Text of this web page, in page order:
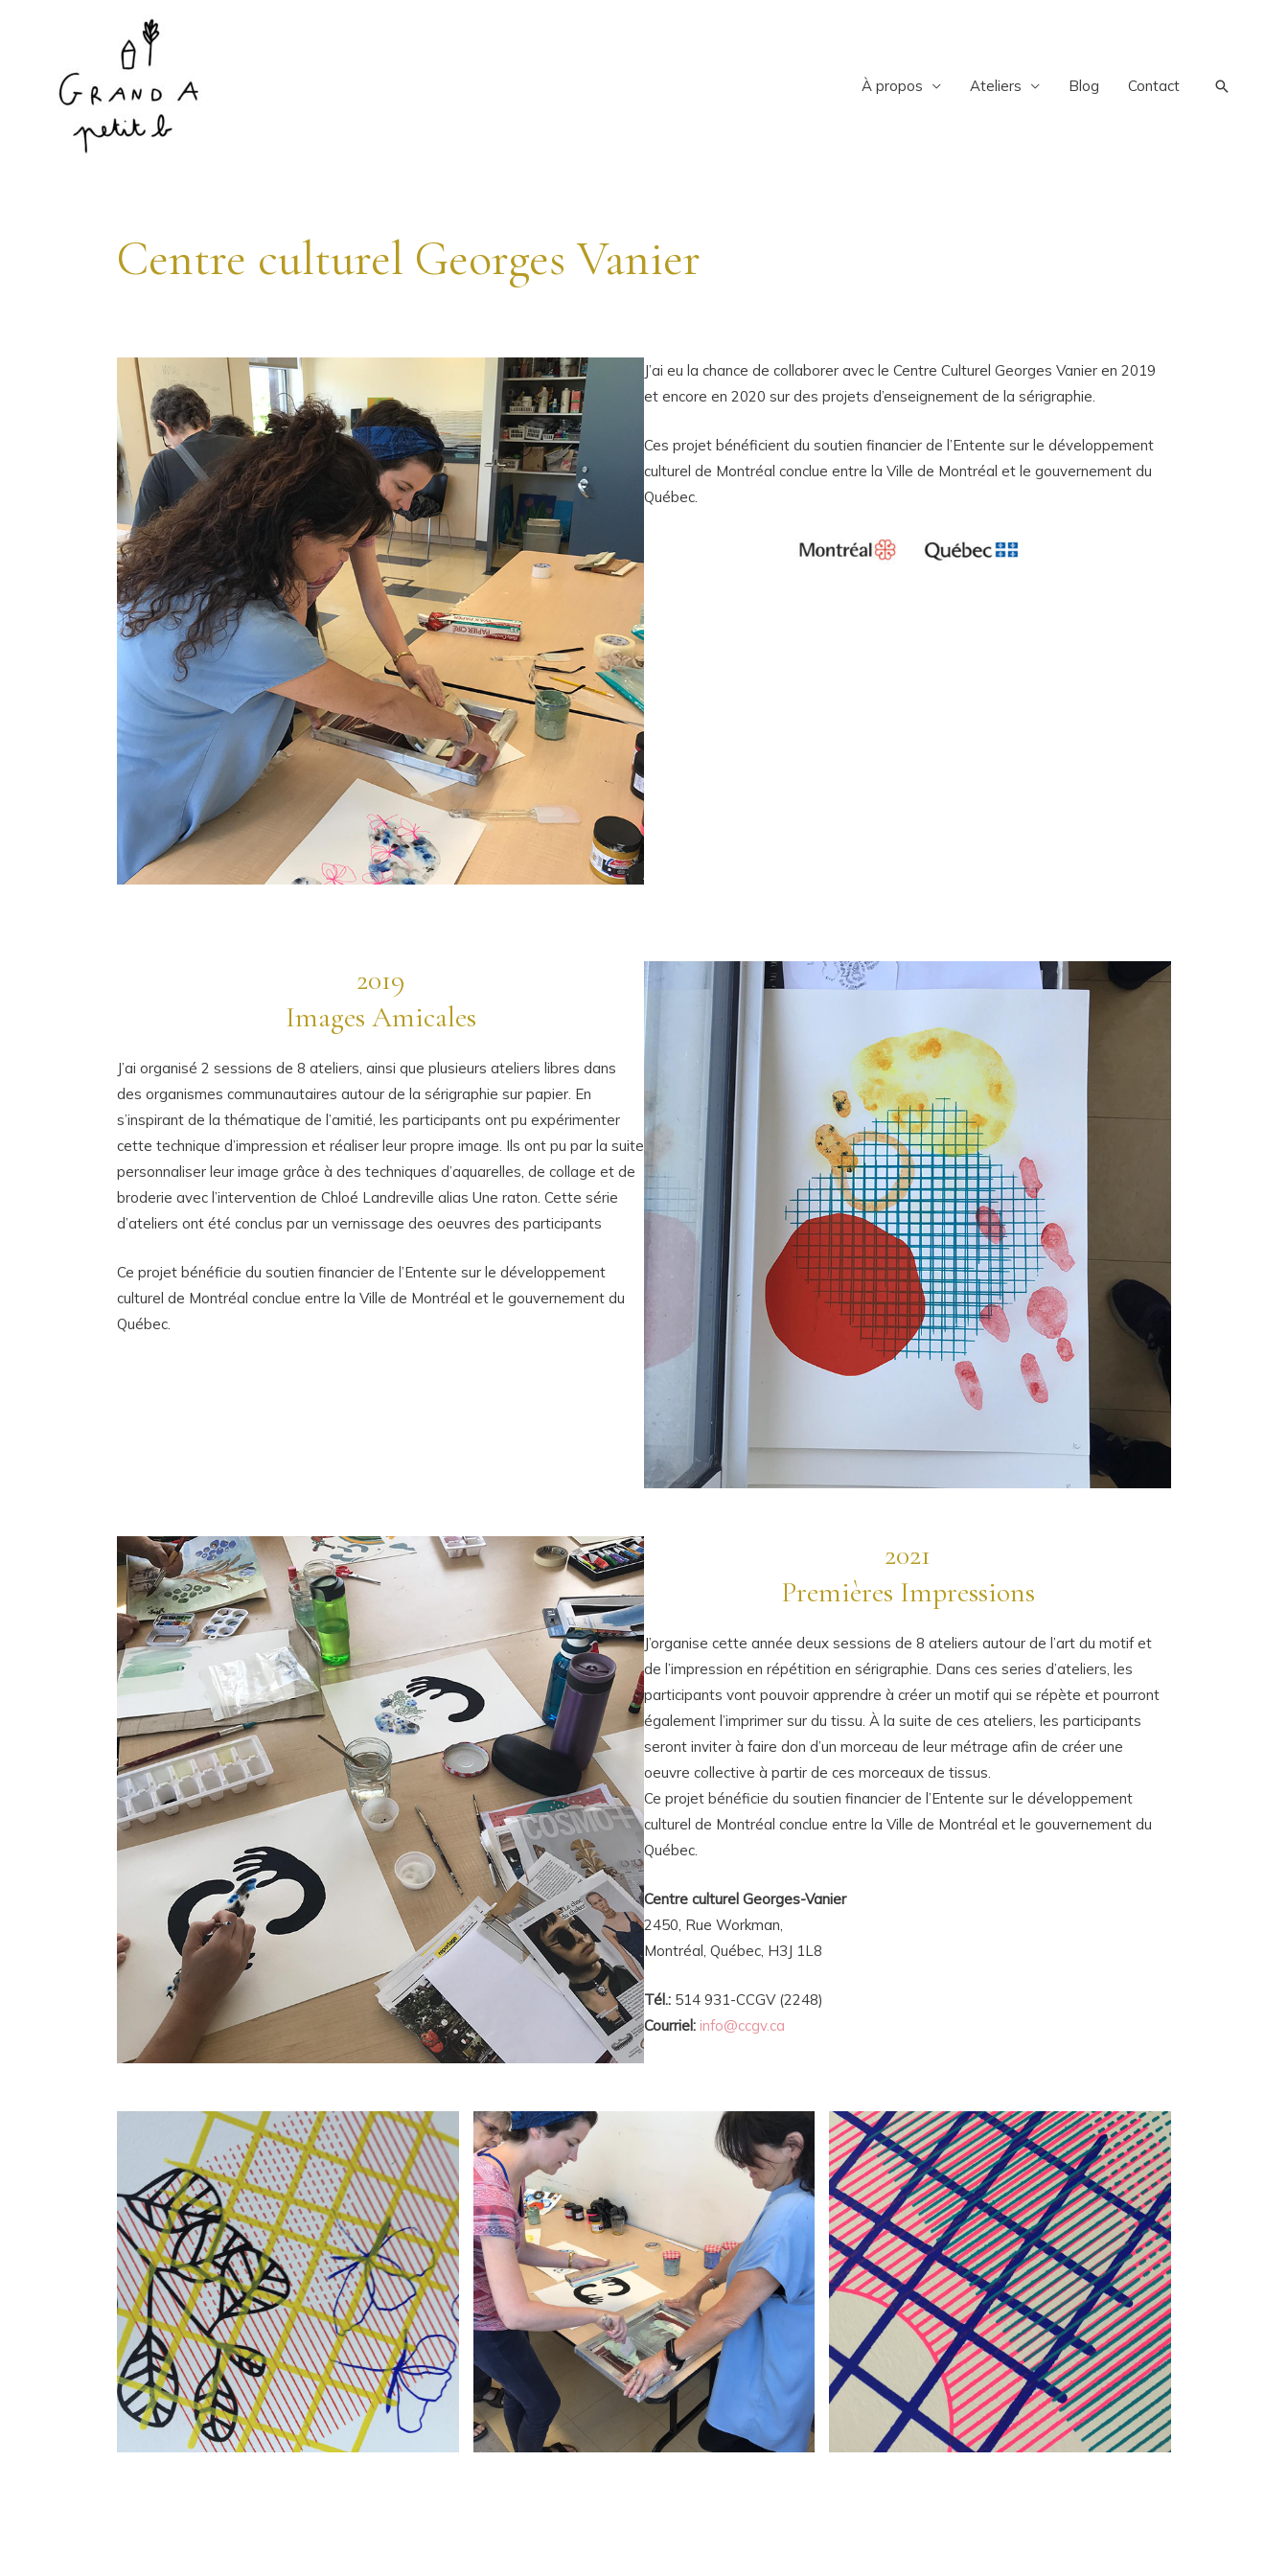
À propos Ateliers Blog Contact
Centre culturel Georges Vanier
J’ai eu la chance de collaborer avec le Centre Culturel Georges Vanier en 2019
et encore en 2020 sur des projets d’enseignement de la sérigraphie.
Ces projet bénéficient du soutien financier de l’Entente sur le développement
culturel de Montréal conclue entre la Ville de Montréal et le gouvernement du
Québec.
2019
Images Amicales
J’ai organisé 2 sessions de 8 ateliers, ainsi que plusieurs ateliers libres dans
des organismes communautaires autour de la sérigraphie sur papier. En
s’inspirant de la thématique de l’amitié, les participants ont pu expérimenter
cette technique d’impression et réaliser leur propre image. Ils ont pu par la suite
personnaliser leur image grâce à des techniques d’aquarelles, de collage et de
broderie avec l’intervention de Chloé Landreville alias Une raton. Cette série
d’ateliers ont été conclus par un vernissage des oeuvres des participants
Ce projet bénéficie du soutien financier de l’Entente sur le développement
culturel de Montréal conclue entre la Ville de Montréal et le gouvernement du
Québec.
2021
Premières Impressions
J’organise cette année deux sessions de 8 ateliers autour de l’art du motif et
de l’impression en répétition en sérigraphie. Dans ces series d’ateliers, les
participants vont pouvoir apprendre à créer un motif qui se répète et pourront
également l’imprimer sur du tissu. À la suite de ces ateliers, les participants
seront inviter à faire don d’un morceau de leur métrage afin de créer une
oeuvre collective à partir de ces morceaux de tissus.
Ce projet bénéficie du soutien financier de l’Entente sur le développement
culturel de Montréal conclue entre la Ville de Montréal et le gouvernement du
Québec.
Centre culturel Georges-Vanier
2450, Rue Workman,
Montréal, Québec, H3J 1L8
Tél.: 514 931-CCGV (2248)
Courriel: info@ccgv.ca